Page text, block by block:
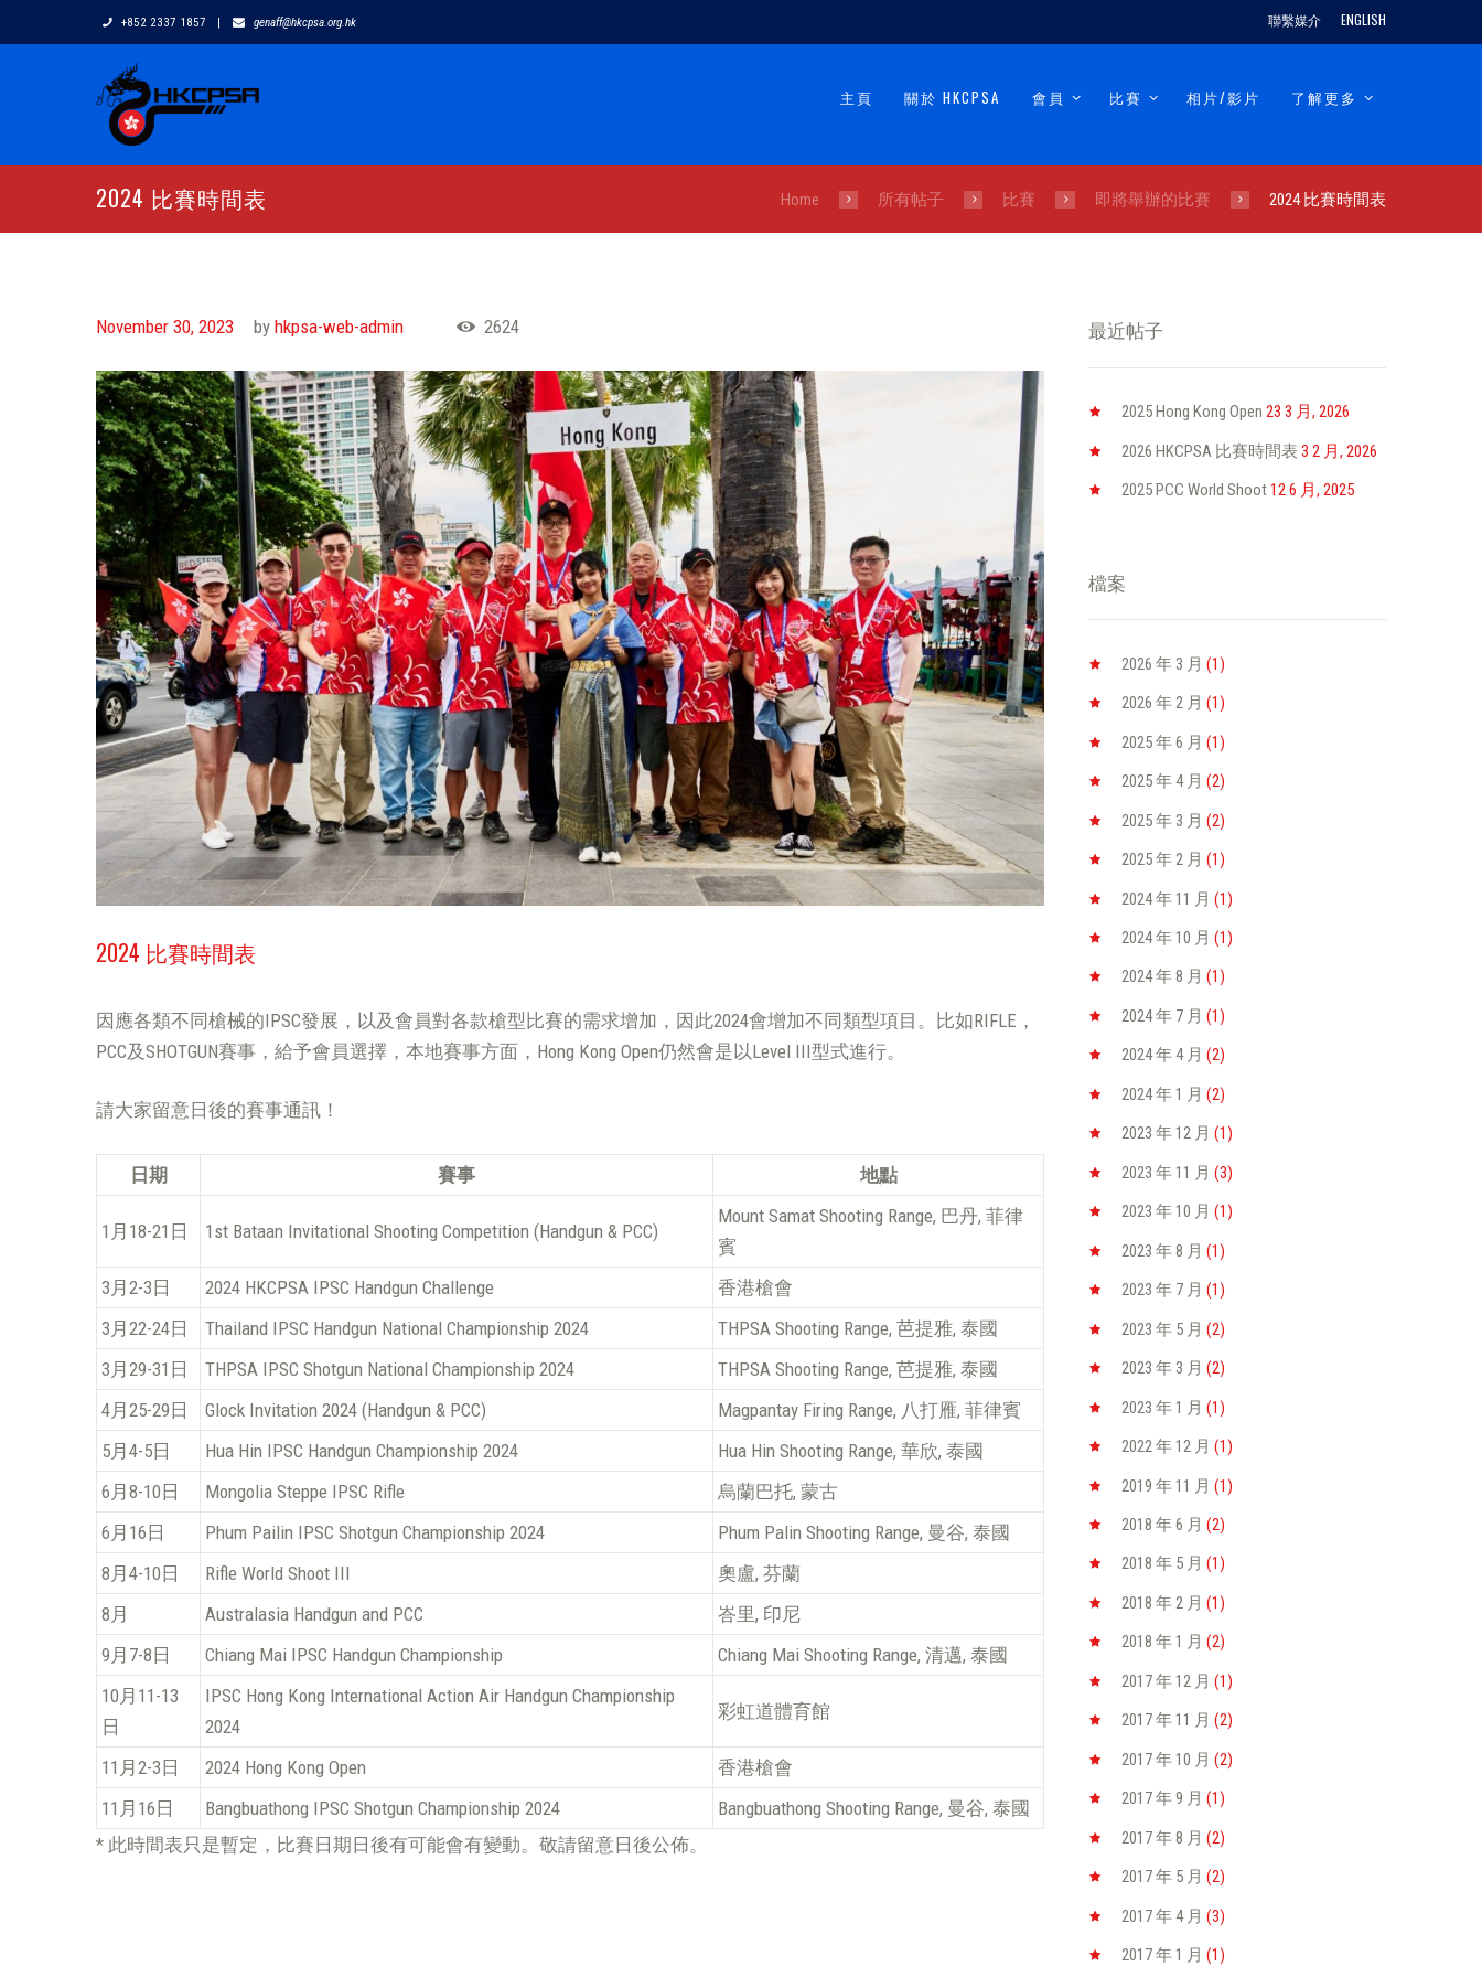
+852 2337 1857 | genaff@hkcpsa.org.hk 聯繫媒介 ENGLISH
主頁 關於 HKCPSA 會員 比賽 相片/影片 了解更多
2024 比賽時間表 Home 所有帖子 比賽 即將舉辦的比賽 2024 比賽時間表
November 30, 2023 by hkpsa-web-admin 2624
2024 比賽時間表
因應各類不同槍械的IPSC發展，以及會員對各款槍型比賽的需求增加，因此2024會增加不同類型項目。比如RIFLE，
PCC及SHOTGUN賽事，給予會員選擇，本地賽事方面，Hong Kong Open仍然會是以Level III型式進行。
請大家留意日後的賽事通訊！
日期 賽事 地點
1月18-21日 1st Bataan Invitational Shooting Competition (Handgun & PCC)
Mount Samat Shooting Range, 巴丹, 菲律
賓
3月2-3日
2024 HKCPSA IPSC Handgun Challenge
香港槍會
3月22-24日
Thailand IPSC Handgun National Championship 2024
THPSA Shooting Range, 芭提雅, 泰國
3月29-31日
THPSA IPSC Shotgun National Championship 2024
THPSA Shooting Range, 芭提雅, 泰國
4月25-29日
Glock Invitation 2024 (Handgun & PCC)
Magpantay Firing Range, 八打雁, 菲律賓
5月4-5日
Hua Hin IPSC Handgun Championship 2024
Hua Hin Shooting Range, 華欣, 泰國
6月8-10日
Mongolia Steppe IPSC Rifle
烏蘭巴托, 蒙古
6月16日
Phum Pailin IPSC Shotgun Championship 2024
Phum Palin Shooting Range, 曼谷, 泰國
8月4-10日
Rifle World Shoot III
奧盧, 芬蘭
8月
Australasia Handgun and PCC
峇里, 印尼
9月7-8日
Chiang Mai IPSC Handgun Championship
Chiang Mai Shooting Range, 清邁, 泰國
10月11-13
日
IPSC Hong Kong International Action Air Handgun Championship
2024
彩虹道體育館
11月2-3日 2024 Hong Kong Open
香港槍會
11月16日
Bangbuathong IPSC Shotgun Championship 2024
Bangbuathong Shooting Range, 曼谷, 泰國
* 此時間表只是暫定，比賽日期日後有可能會有變動。敬請留意日後公佈。
最近帖子
2025 Hong Kong Open 23 3 月, 2026
2026 HKCPSA 比賽時間表 3 2 月, 2026
2025 PCC World Shoot12 6 月, 2025
檔案
2026 年 3 月 (1)
2026 年 2 月 (1)
2025 年 6 月 (1)
2025 年 4 月 (2)
2025 年 3 月 (2)
2025 年 2 月 (1)
2024 年 11 月 (1)
2024 年 10 月 (1)
2024 年 8 月 (1)
2024 年 7 月 (1)
2024 年 4 月 (2)
2024 年 1 月 (2)
2023 年 12 月 (1)
2023 年 11 月 (3)
2023 年 10 月 (1)
2023 年 8 月 (1)
2023 年 7 月 (1)
2023 年 5 月 (2)
2023 年 3 月 (2)
2023 年 1 月 (1)
2022 年 12 月 (1)
2019 年 11 月 (1)
2018 年 6 月 (2)
2018 年 5 月 (1)
2018 年 2 月 (1)
2018 年 1 月 (2)
2017 年 12 月 (1)
2017 年 11 月 (2)
2017 年 10 月 (2)
2017 年 9 月 (1)
2017 年 8 月 (2)
2017 年 5 月 (2)
2017 年 4 月 (3)
2017 年 1 月 (1)